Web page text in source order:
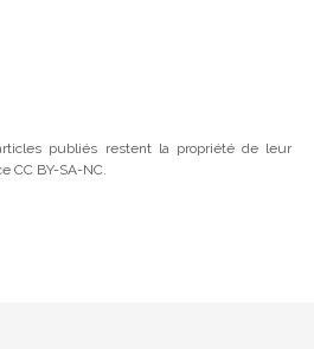
publiés restent la propriété de leur
CC BY-SA-NC.